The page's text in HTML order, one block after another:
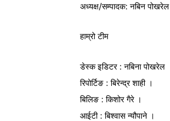
अध्यक्ष/सम्पादक: नबिन पोखरेल
हाम्रो टीम
डेस्क इडिटर : नबिना पोखरेल
रिपोर्टिङ : बिरेन्द्र शाही ।
बिलिङ : किशोर गैरे ।
आईटी : बिश्वास न्यौपाने ।